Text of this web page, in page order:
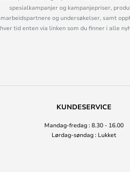
spesialkampanjer og kampanjepriser,
og undersøkelser, samt
tid enten via linken som du finner i alle
KUNDESERVICE
Mandag-fredag : 8.30 - 16.00
Lørdag-søndag : Lukket